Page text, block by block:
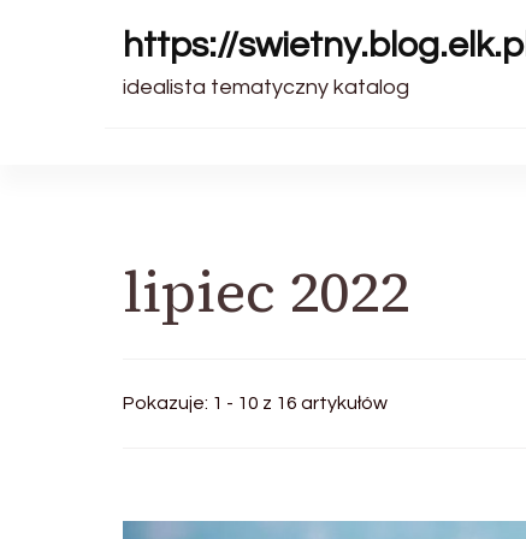
https://swietny.blog.elk.pl
idealista tematyczny katalog
lipiec 2022
Pokazuje: 1 - 10 z 16 artykułów